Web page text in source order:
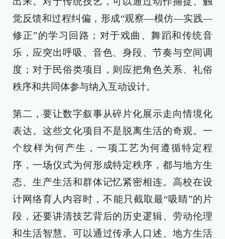
觉反馈和过程纠偏，形成“观察—模仿—实践—
修正”的学习回路；对于戏曲、舞蹈和传统音
乐，应突出呼吸、音色、身段、节奏与空间调
度；对于民俗类项目，则应把角色关系、礼俗
秩序和共同体参与纳入互动设计。
第二，要让数字叙事从碎片化展示走向情境化
表达。这些文化项目不是脱离生活的奇观。一
个纹样为何产生，一项工艺为何遵循特定程
序，一场仪式为何形成特定秩序，都与地方生
态、生产生活和群体记忆紧密相连。高校在设
计网络育人内容时，不能只截取最“吸睛”的片
段，还要讲清技艺背后的历史逻辑、劳动伦理
和生活智慧。可以通过传承人口述、地方生活